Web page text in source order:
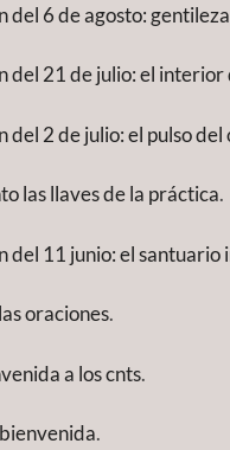
del 6 de agosto:
del 21 de julio: el
del 2 de julio: el pulso
las llaves de la práctica.
del 11 junio: el santuario
oraciones.
a los cnts.
.